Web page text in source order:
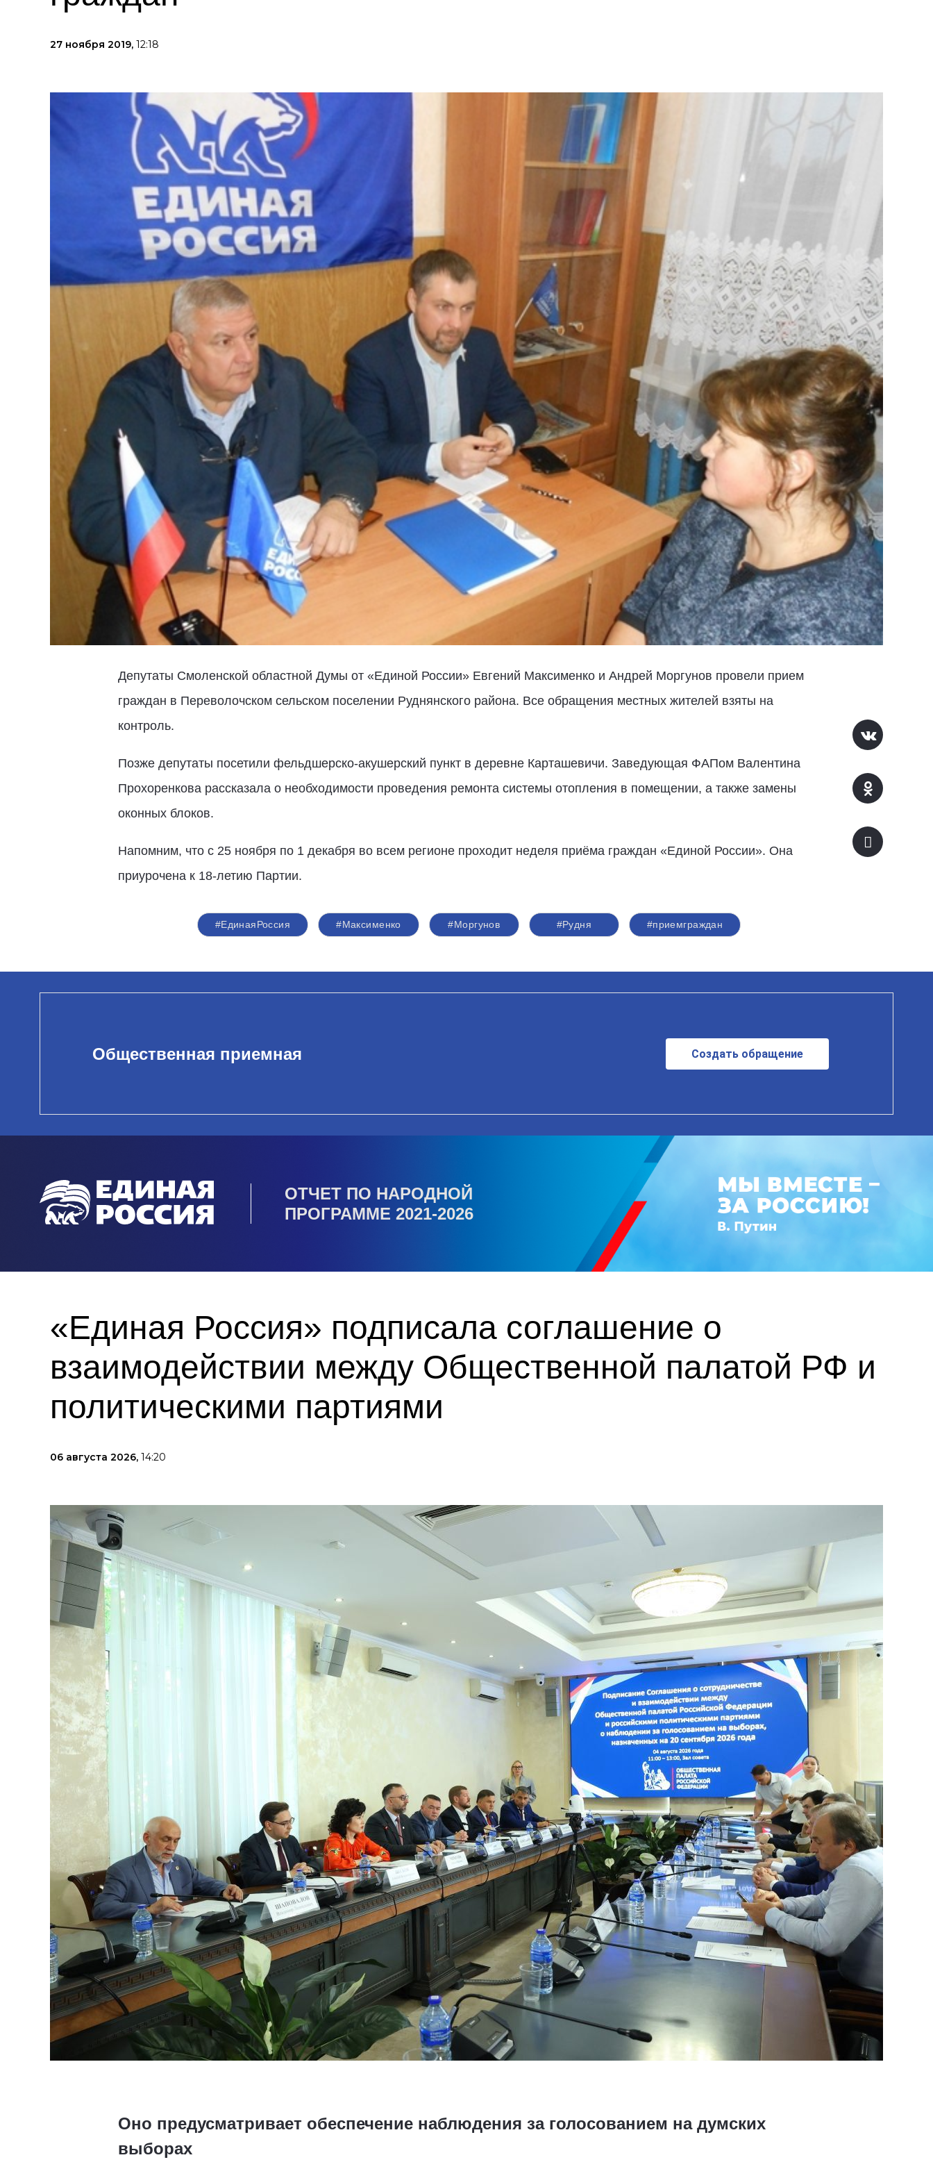
27 ноября 2019, 12:18
Депутаты Смоленской областной Думы от «Единой России» Евгений Максименко и Андрей Моргунов провели прием
граждан в Переволочском сельском поселении Руднянского района. Все обращения местных жителей взяты на
контроль.
Позже депутаты посетили фельдшерско-акушерский пункт в деревне Карташевичи. Заведующая ФАПом Валентина
Прохоренкова рассказала о необходимости проведения ремонта системы отопления в помещении, а также замены
оконных блоков.
Напомним, что с 25 ноября по 1 декабря во всем регионе проходит неделя приёма граждан «Единой России». Она
приурочена к 18-летию Партии.
#ЕдинаяРоссия #Максименко #Моргунов #Рудня #приемграждан
Общественная приемная Создать обращение
ОТЧЕТ ПО НАРОДНОЙ
ПРОГРАММЕ 2021-2026
«Единая Россия» подписала соглашение о
взаимодействии между Общественной палатой РФ и
политическими партиями
06 августа 2026, 14:20
Оно предусматривает обеспечение наблюдения за голосованием на думских
выборах